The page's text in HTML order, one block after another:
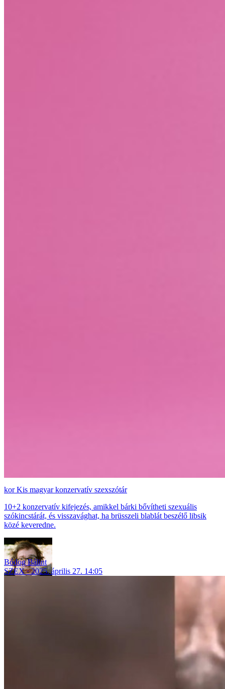
Kis magyar konzervatív szexszótár
10+2 konzervatív kifejezés, amikkel bárki bővítheti szexuális
szókincstárát, és visszavághat, ha brüsszeli blablát beszélő libsik
közé keveredne.
Bódog Bálint
SZEX
2025. április 27. 14:05